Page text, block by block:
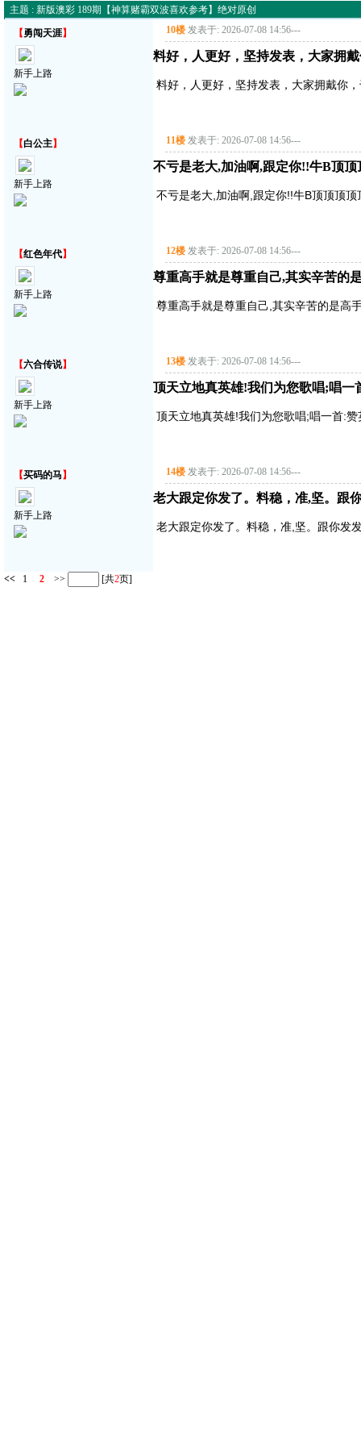
主题 : 新版澳彩 189期【神算赌霸双波喜欢参考】绝对原创
【勇闯天涯】
新手上路
10楼 发表于: 2026-07-08 14:56---
料好，人更好，坚持发表，大家拥
料好，人更好，坚持发表，大家拥戴你
【白公主】
新手上路
11楼 发表于: 2026-07-08 14:56---
不亏是老大,加油啊,跟定你!!牛B顶顶
不亏是老大,加油啊,跟定你!!牛B顶顶顶顶
【红色年代】
新手上路
12楼 发表于: 2026-07-08 14:56---
尊重高手就是尊重自己,其实辛苦的
尊重高手就是尊重自己,其实辛苦的是高
【六合传说】
新手上路
13楼 发表于: 2026-07-08 14:56---
顶天立地真英雄!我们为您歌唱;唱一
顶天立地真英雄!我们为您歌唱;唱一首:
【买码的马 】
新手上路
14楼 发表于: 2026-07-08 14:56---
老大跟定你发了。料稳，准,坚。跟
老大跟定你发了。料稳，准,坚。跟你发
<< 1 2 >> [共2页]